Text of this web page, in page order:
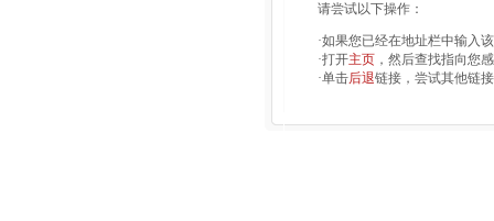
请尝试以下操作：
·如果您已经在地址栏中输入
·打开主页 ，然后查找指向您
·单击后退链接，尝试其他链